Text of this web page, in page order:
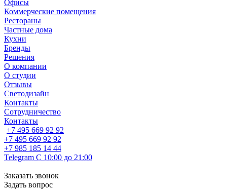
Офисы
Коммерческие помещения
Рестораны
Частные дома
Кухни
Бренды
Решения
О компании
О студии
Отзывы
Светодизайн
Контакты
Сотрудничество
Контакты
+7 495 669 92 92
+7 495 669 92 92
+7 985 185 14 44
Telegram С 10:00 до 21:00
Заказать звонок
Задать вопрос